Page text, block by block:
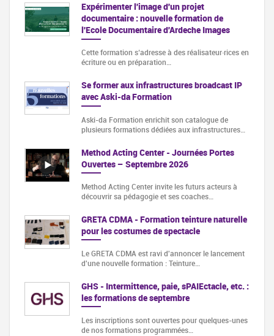
Expérimenter l'image d'un projet
documentaire : nouvelle formation de
l'Ecole Documentaire d'Ardeche Images
Cette formation s‘adresse à des réalisateur·rices en
écriture ou en préparation…
Se former aux infrastructures broadcast IP
avec Aski-da Formation
Aski-da Formation enrichit son catalogue de
plusieurs formations dédiées aux infrastructures…
Method Acting Center - Journées Portes
Ouvertes – Septembre 2026
Method Acting Center invite les futurs acteurs à
découvrir sa pédagogie et ses coaches…
GRETA CDMA - Formation teinture naturelle
pour les costumes de spectacle
Le GRETA CDMA est ravi d'annoncer le lancement
d'une nouvelle formation : Teinture…
GHS - Intermittence, paie, sPAIEctacle, etc. :
les formations de septembre
Les inscriptions sont ouvertes pour quelques-unes
de nos formations programmées…